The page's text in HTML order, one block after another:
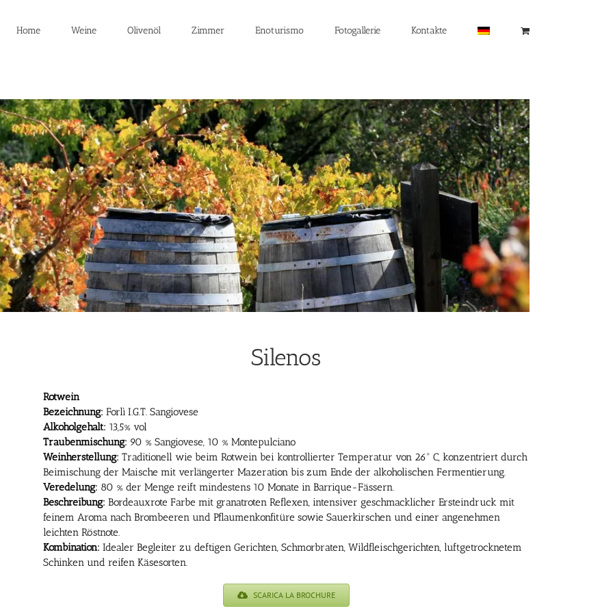
Home Weine Olivenöl Zimmer Enoturismo Fotogallerie Kontakte
Silenos
Rotwein
Bezeichnung: Forlì I.G.T. Sangiovese
Alkoholgehalt: 13,5% vol
Traubenmischung: 90 % Sangiovese, 10 % Montepulciano
Weinherstellung: Traditionell wie beim Rotwein bei kontrollierter Temperatur von 26° C, konzentriert durch
Beimischung der Maische mit verlängerter Mazeration bis zum Ende der alkoholischen Fermentierung.
Veredelung: 80 % der Menge reift mindestens 10 Monate in Barrique-Fässern.
Beschreibung: Bordeauxrote Farbe mit granatroten Reflexen, intensiver geschmacklicher Ersteindruck mit
feinem Aroma nach Brombeeren und Pflaumenkonfitüre sowie Sauerkirschen und einer angenehmen
leichten Röstnote.
Kombination: Idealer Begleiter zu deftigen Gerichten, Schmorbraten, Wildfleischgerichten, luftgetrocknetem
Schinken und reifen Käsesorten.
SCARICA LA BROCHURE